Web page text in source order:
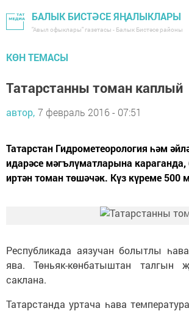
БАЛЫК БИСТӘСЕ ЯҢАЛЫКЛАРЫ
"Авыл офыклары" газетасы - Балык Бистәсе районы
КӨН ТЕМАСЫ
Татарстанны томан каплый
автор, 7 февраль 2016 - 07:51
Татарстан Гидрометеорология һәм
идарәсе мәгълүматларына
иртән томан төшәчәк. Күз күреме 500
Республикада аязучан болытлы
ява. Төньяк-көнбатыштан
саклана.
Татарстанда уртача һава